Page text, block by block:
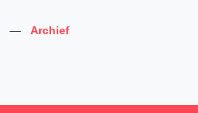
—
Archief